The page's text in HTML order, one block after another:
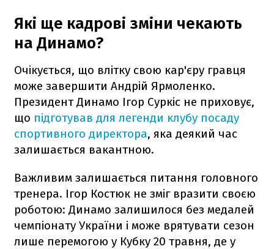
Які ще кадрові зміни чекають
на Динамо?
Очікується, що влітку свою кар'єру гравця
може завершити Андрій Ярмоленко.
Президент Динамо Ігор Суркіс не приховує,
що підготував для легенди клубу посаду
спортивного директора, яка деякий час
залишається вакантною.
Важливим залишається питання головного
тренера. Ігор Костюк не зміг вразити своєю
роботою: Динамо залишилося без медалей
чемпіонату України і може врятувати сезон
лише перемогою у Кубку 20 травня, де у